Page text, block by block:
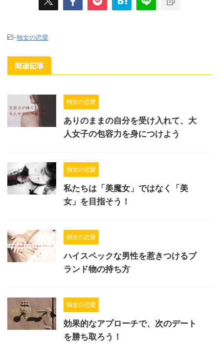
-独女の恋愛
関連記事
独女の恋愛
ありのままの自分を受け入れて、大
人女子の包容力を身につけよう
独女の恋愛
私たちは「美魔女」ではなく「美
女」を目指そう！
独女の恋愛
ハイスペックな男性を惹きつけるブ
ランド物の持ち方
独女の恋愛
効果的なアプローチで、次のデート
を勝ち取ろう！